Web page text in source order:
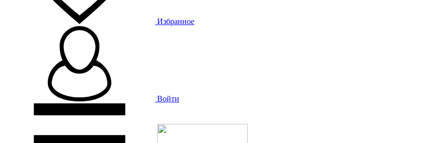
Избранное
Войти